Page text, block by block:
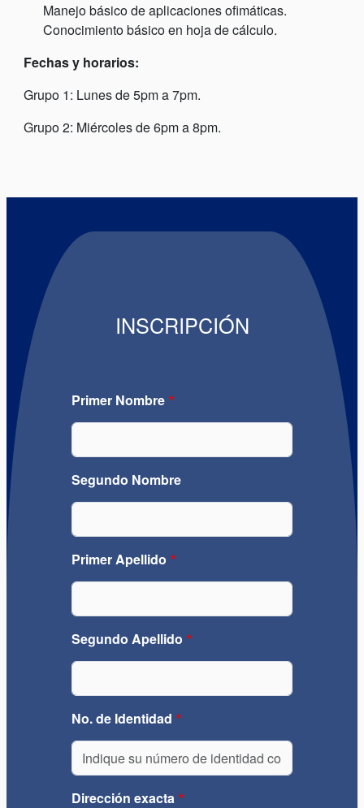
Manejo básico de aplicaciones ofimáticas.
Conocimiento básico en hoja de cálculo.
Fechas y horarios:
Grupo 1: Lunes de 5pm a 7pm.
Grupo 2: Miércoles de 6pm a 8pm.
INSCRIPCIÓN
Primer Nombre
Segundo Nombre
Primer Apellido
Segundo Apellido
No. de Identidad
Dirección exacta